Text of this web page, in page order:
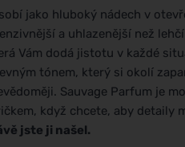
jako hluboký nádech v
a uhlazenější než
Vám dodá jistotu v každé
tónem, který si okolí
Sauvage Parfum je
když chcete, aby detaily
jste ji našel.